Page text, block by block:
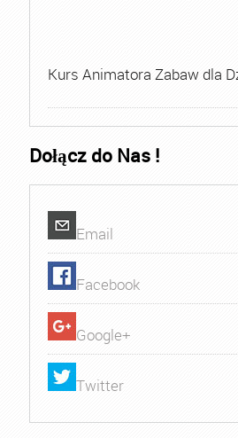
Kurs Animatora Zabaw dla
Dołącz do Nas !
Email
Facebook
Google+
Twitter